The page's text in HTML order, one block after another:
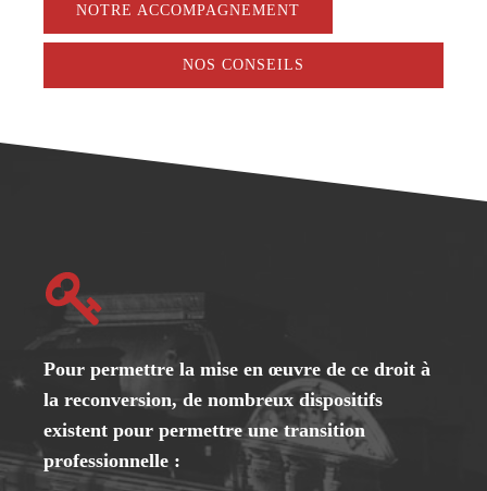
NOTRE ACCOMPAGNEMENT
NOS CONSEILS
Pour permettre la mise en œuvre de ce droit à
la reconversion, de nombreux dispositifs
existent pour permettre une transition
professionnelle :